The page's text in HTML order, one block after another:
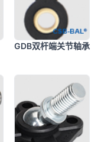
GDB双杆端关节轴承